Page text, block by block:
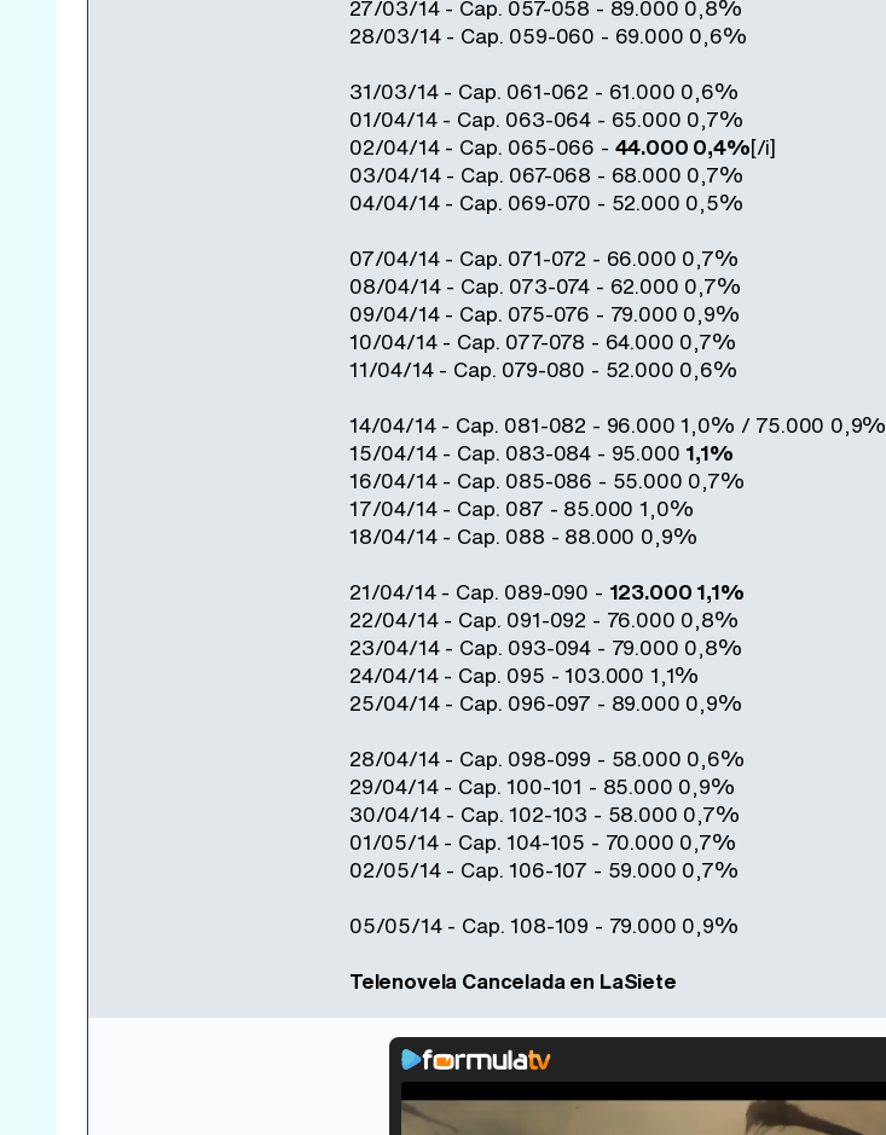
27/03/14 - Cap. 057-058 - 89.000 0,8%
28/03/14 - Cap. 059-060 - 69.000 0,6%
31/03/14 - Cap. 061-062 - 61.000 0,6%
01/04/14 - Cap. 063-064 - 65.000 0,7%
02/04/14 - Cap. 065-066 - 44.000 0,4%[/i]
03/04/14 - Cap. 067-068 - 68.000 0,7%
04/04/14 - Cap. 069-070 - 52.000 0,5%
07/04/14 - Cap. 071-072 - 66.000 0,7%
08/04/14 - Cap. 073-074 - 62.000 0,7%
09/04/14 - Cap. 075-076 - 79.000 0,9%
10/04/14 - Cap. 077-078 - 64.000 0,7%
11/04/14 - Cap. 079-080 - 52.000 0,6%
14/04/14 - Cap. 081-082 - 96.000 1,0% / 75.000 0,9%
15/04/14 - Cap. 083-084 - 95.000 1,1%
16/04/14 - Cap. 085-086 - 55.000 0,7%
17/04/14 - Cap. 087 - 85.000 1,0%
18/04/14 - Cap. 088 - 88.000 0,9%
21/04/14 - Cap. 089-090 - 123.000 1,1%
22/04/14 - Cap. 091-092 - 76.000 0,8%
23/04/14 - Cap. 093-094 - 79.000 0,8%
24/04/14 - Cap. 095 - 103.000 1,1%
25/04/14 - Cap. 096-097 - 89.000 0,9%
28/04/14 - Cap. 098-099 - 58.000 0,6%
29/04/14 - Cap. 100-101 - 85.000 0,9%
30/04/14 - Cap. 102-103 - 58.000 0,7%
01/05/14 - Cap. 104-105 - 70.000 0,7%
02/05/14 - Cap. 106-107 - 59.000 0,7%
05/05/14 - Cap. 108-109 - 79.000 0,9%
Telenovela Cancelada en LaSiete